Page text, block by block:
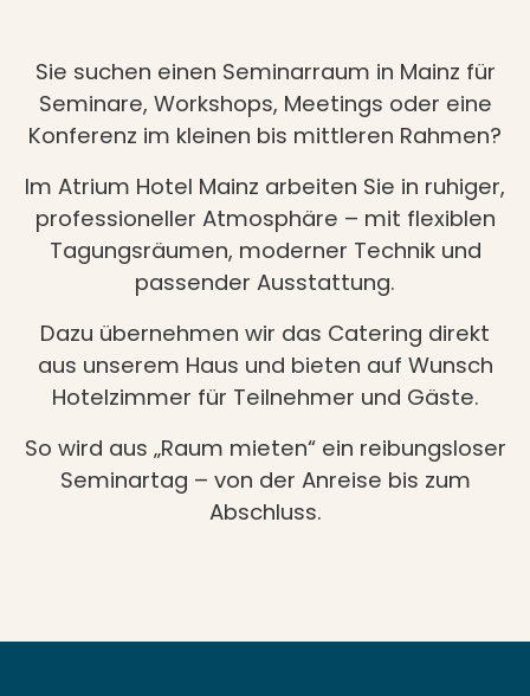
Sie suchen einen Seminarraum in Mainz für
Seminare, Workshops, Meetings oder eine
Konferenz im kleinen bis mittleren Rahmen?
Im Atrium Hotel Mainz arbeiten Sie in ruhiger,
professioneller Atmosphäre – mit flexiblen
Tagungsräumen, moderner Technik und
passender Ausstattung.
Dazu übernehmen wir das Catering direkt
aus unserem Haus und bieten auf Wunsch
Hotelzimmer für Teilnehmer und Gäste.
So wird aus „Raum mieten“ ein reibungsloser
Seminartag – von der Anreise bis zum
Abschluss.